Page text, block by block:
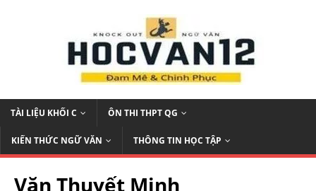
TÀI LIỆU KHỐI C ÔN THI THPT QG
KIẾN THỨC NGỮ VĂN THÔNG TIN HỌC TẬP
Văn Thuyết Minh